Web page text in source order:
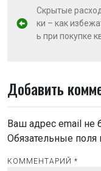
Н
а
г
а
ц
и
я
Скрытые
ки – как
ь при покупке
Добавить
Ваш адрес email не
Обязательные
КОММЕНТАРИЙ *